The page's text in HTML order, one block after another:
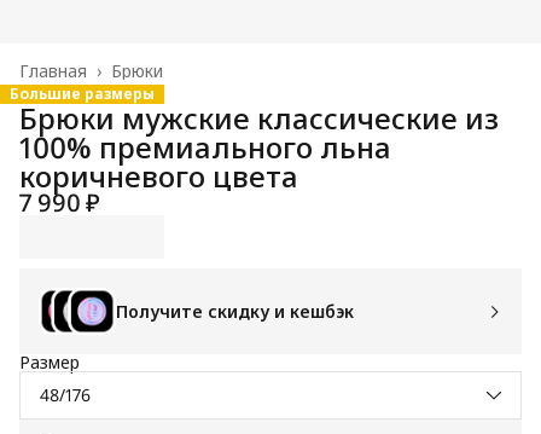
Брюки
Главная ›
Большие размеры
Брюки мужские классические из
100% премиального льна
коричневого цвета
7 990 ₽
Получите скидку и кешбэк
Размер
48/176